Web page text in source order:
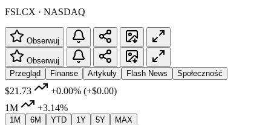
FSLCX · NASDAQ
Obserwuj
Obserwuj
Przegląd
Finanse Artykuły Flash News Społeczność
$21.73 +0.00% (+$0.00)
1M
+3.14%
1M 6M YTD 1Y 5Y MAX